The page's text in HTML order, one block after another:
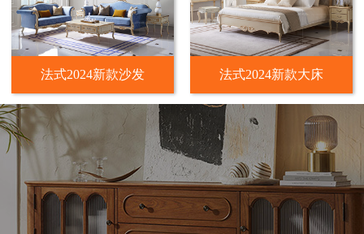
法式2024新款沙发 法式2024新款大床